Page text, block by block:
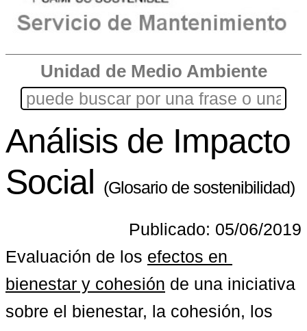
Unidad de Medio Ambiente
Análisis de Impacto
Social (Glosario de sostenibilidad)
Publicado: 05/06/2019
Evaluación de los efectos en
bienestar y cohesión de una iniciativa
sobre el bienestar, la cohesión, los